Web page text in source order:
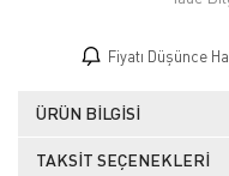
Fiyatı Düşünce
ÜRÜN BILGISI
TAKSIT SEÇENEKLERI